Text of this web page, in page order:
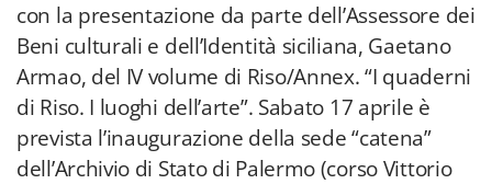
con la presentazione da parte dell’Assessore dei
Beni culturali e dell’Identità siciliana, Gaetano
Armao, del IV volume di Riso/Annex. “I quaderni
di Riso. I luoghi dell’arte”. Sabato 17 aprile è
prevista l’inaugurazione della sede “catena”
dell’Archivio di Stato di Palermo (corso Vittorio